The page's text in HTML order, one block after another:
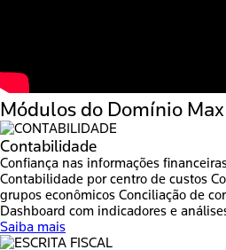
Módulos do Domínio Max
Contabilidade
Confiança nas informações
Contabilidade por centro de custos
grupos econômicos Conciliação de
Dashboard com indicadores e
Saiba mais